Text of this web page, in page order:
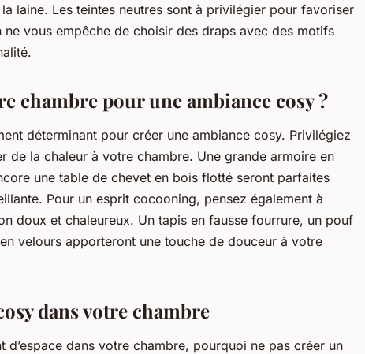
laine. Les teintes neutres sont à privilégier pour favoriser
vous empêche de choisir des draps avec des motifs
chambre pour une ambiance cosy ?
déterminant pour créer une ambiance cosy. Privilégiez
de la chaleur à votre chambre. Une grande armoire en
une table de chevet en bois flotté seront parfaites
Pour un esprit cocooning, pensez également à
doux et chaleureux. Un tapis en fausse fourrure, un pouf
velours apporteront une touche de douceur à votre
dans votre chambre
d’espace dans votre chambre, pourquoi ne pas créer un